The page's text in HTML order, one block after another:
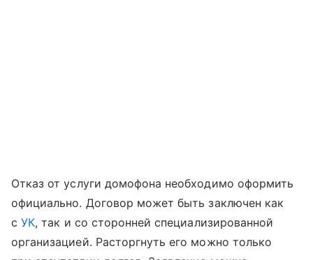
Отказ от услуги домофона необходимо оформить
официально. Договор может быть заключен как
сУК, так и со сторонней специализированной
организацией. Расторгнуть его можно только